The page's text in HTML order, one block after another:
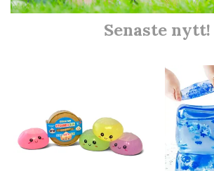
Senaste nytt!